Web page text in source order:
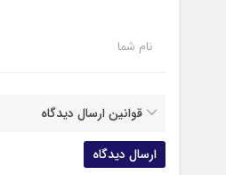
نام شما
قوانین ارسال دیدگاه